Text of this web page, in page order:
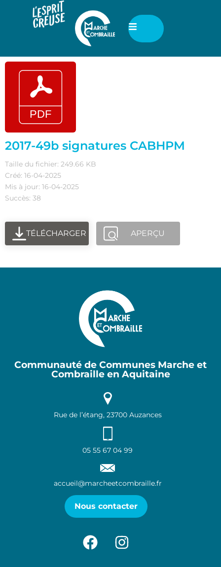
2017-49b signatures CABHPM
Taille du fichier: 249.66 KB
Créé: 16-04-2025
Mis à jour: 16-04-2025
Succès: 38
TÉLÉCHARGER APERÇU
Communauté de Communes Marche et
Combraille en Aquitaine
Rue de l’étang, 23700 Auzances
05 55 67 04 99
accueil@marcheetcombraille.fr
Nous contacter